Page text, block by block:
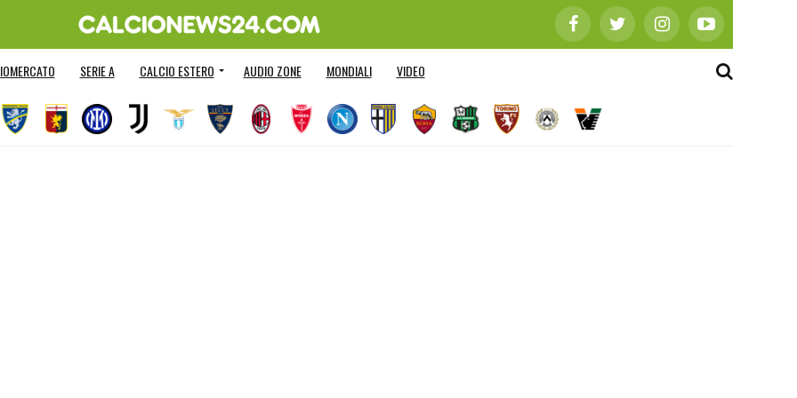
SERIE A CALCIO ESTERO AUDIO ZONE MONDIALI VIDEO